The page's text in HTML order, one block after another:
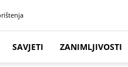
SAVJETI ZANIMLJIVOSTI